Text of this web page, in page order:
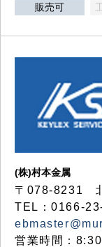
販売可
(株)村本金属
〒078-8231
TEL：0166-
営業時間：